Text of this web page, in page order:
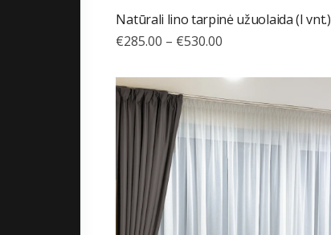
Natūrali lino tarpinė užuolaida (I vnt.)
€285.00 – €530.00